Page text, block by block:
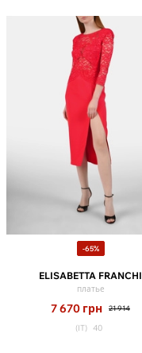
-65%
ELISABETTA FRANCHI
платье
7 670 грн 21 914
(IT) 40